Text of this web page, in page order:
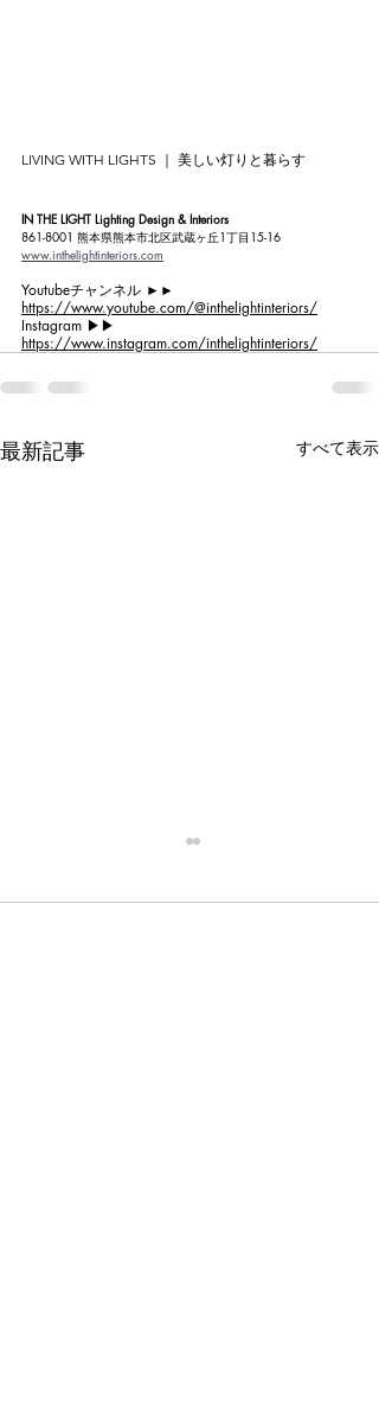
LIVING WITH LIGHTS ｜ 美しい灯りと暮らす
IN THE LIGHT Lighting Design & Interiors
861-8001 熊本県熊本市北区武蔵ヶ丘1丁目15-16
www.inthelightinteriors.com
Youtubeチャンネル ►►
https://www.youtube.com/@inthelightinteriors/
Instagram ▶︎▶︎
https://www.instagram.com/inthelightinteriors/
最新記事 すべて表示